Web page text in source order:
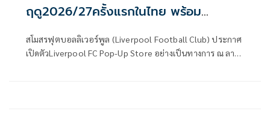
ฤดู2026/27ครั้งแรกในไทย พร้อม
สโมสรฟุตบอลลิเวอร์พูล (Liverpool Football Club) ประกาศ
เปิดตัวLiverpool FC Pop-Up Store อย่างเป็นทางการ ณ ลาน